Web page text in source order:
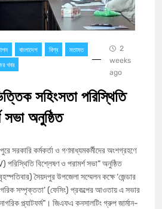
বাংলাদেশ বিশ্ব
মতামত
খবর
2
weeks
ago
সহিংসতা পরিস্থিতি
সভা অনুষ্ঠিত
সরকারি কর্মকর্তা ও গণমাধ্যমকর্মীদের অংশগ্রহণে
পরিস্থিতি বিশ্লেষণ ও পরামর্শ সভা” অনুষ্ঠিত
সৈয়দপুর উপজেলা সম্মেলন কক্ষে ‘জেন্ডার
সম্পৃক্ততা’ (ফেসিং) প্রকল্পের আওতায় এ সভার
প্ল্যাটফর্ম”। ​জিএফএ কনসালটিং গ্রুপ জার্মান-